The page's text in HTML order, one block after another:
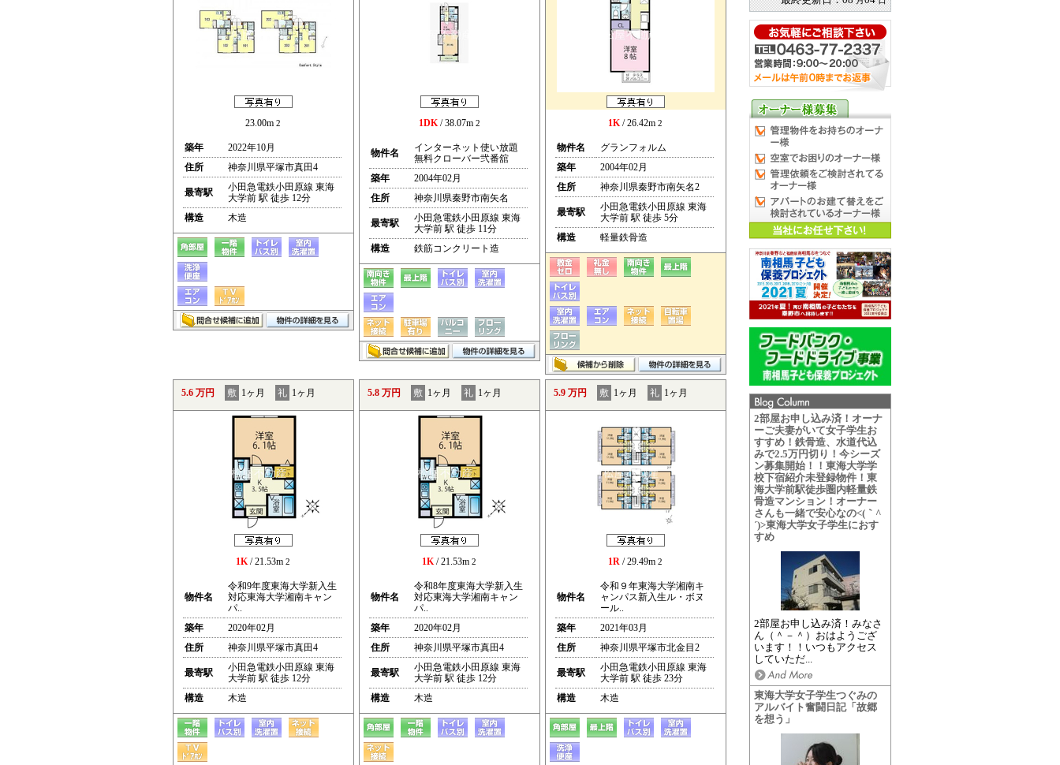
2部屋お申し込み済！オーナ
ーご夫妻がいて女子学生お
すすめ！鉄骨造、水道代込
みで2.5万円切り！今シーズ
ン募集開始！！東海大学学
校下宿紹介未登録物件！東
海大学前駅徒歩圏内軽量鉄
骨造マンション！オーナー
さんも一緒で安心なの<(｀^
´)>東海大学女子学生におす
すめ
2部屋お申し込み済！みなさ
ん（＾－＾）おはようござ
います！！いつもアクセス
していただ...
東海大学女子学生つぐみの
アルバイト奮闘日記「故郷
を想う」
23.00m 2
築年
2022年10月
住所
神奈川県平塚市真田4
最寄駅
小田急電鉄小田原線 東海
大学前 駅 徒歩 12分
構造
木造
1DK/ 38.07m 2
物件名
インターネット使い放題
無料クローバー弐番舘
築年
2004年02月
住所
神奈川県秦野市南矢名
最寄駅
小田急電鉄小田原線 東海
大学前 駅 徒歩 11分
構造
鉄筋コンクリート造
1K/ 26.42m 2
物件名
グランフォルム
築年
2004年02月
住所
神奈川県秦野市南矢名2
最寄駅
小田急電鉄小田原線 東海
大学前 駅 徒歩 5分
構造
軽量鉄骨造
5.6 万円 敷 1ヶ月 礼 1ヶ月
1K/ 21.53m 2
物件名
令和9年度東海大学新入生
対応東海大学湘南キャン
パ..
築年
2020年02月
住所
神奈川県平塚市真田4
最寄駅
小田急電鉄小田原線 東海
大学前 駅 徒歩 12分
構造
木造
5.8 万円 敷 1ヶ月 礼 1ヶ月
1K/ 21.53m 2
物件名
令和8年度東海大学新入生
対応東海大学湘南キャン
パ..
築年
2020年02月
住所
神奈川県平塚市真田4
最寄駅
小田急電鉄小田原線 東海
大学前 駅 徒歩 12分
構造
木造
5.9 万円 敷 1ヶ月 礼 1ヶ月
1R / 29.49m 2
物件名
令和９年東海大学湘南キ
ャンパス新入生ル・ボヌ
ール..
築年
2021年03月
住所
神奈川県平塚市北金目2
最寄駅
小田急電鉄小田原線 東海
大学前 駅 徒歩 23分
構造
木造